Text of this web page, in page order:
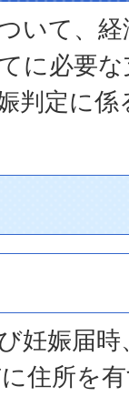
いて、
に必要
判定に
妊娠届
住所を